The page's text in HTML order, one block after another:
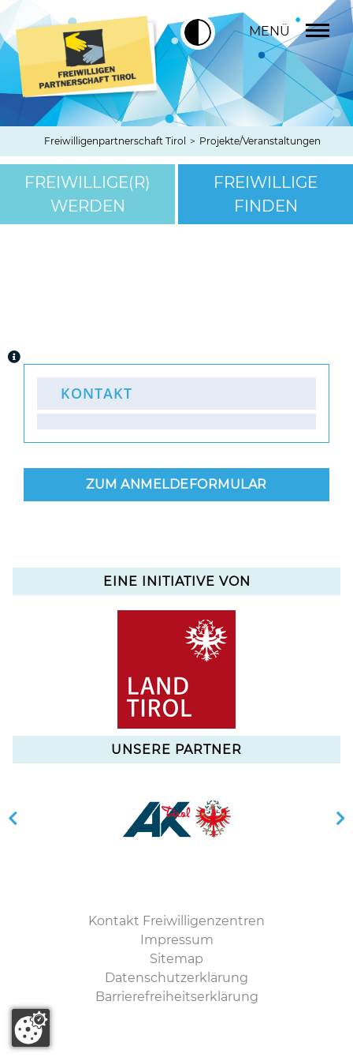
MENÜ
Freiwilligenpartnerschaft Tirol > Projekte/Veranstaltungen
FREIWILLIGE(R)
WERDEN
FREIWILLIGE
FINDEN
KONTAKT
ZUM ANMELDEFORMULAR
EINE INITIATIVE VON
UNSERE PARTNER
Kontakt Freiwilligenzentren
Impressum
Sitemap
Datenschutzerklärung
Barrierefreiheitserklärung